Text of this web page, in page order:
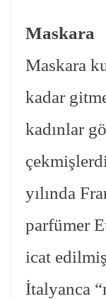
Maskara
Maskara
kadar
kadınlar
yılında
parfümer
icat
İtalyanca